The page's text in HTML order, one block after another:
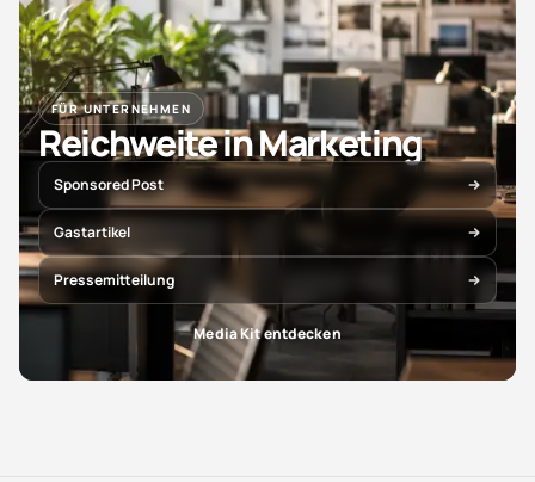
FÜR UNTERNEHMEN
Reichweite in Marketing
Sponsored Post
Gastartikel
Pressemitteilung
Media Kit entdecken